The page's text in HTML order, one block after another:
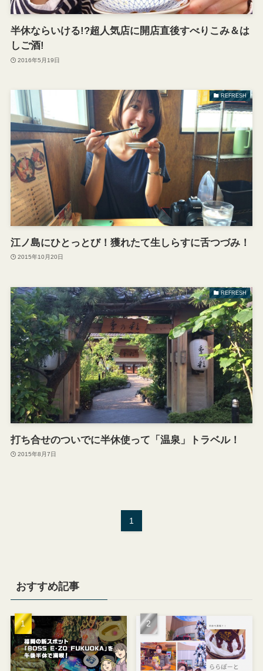
半休ならいける!?超人気店に開店直後すべりこみ＆は
しご酒!
2016年5月19日
REFRESH
江ノ島にひとっとび！獲れたて生しらすに舌つづみ！
2015年10月20日
REFRESH
打ち合せのついでに半休使って「温泉」トラベル！
2015年8月7日
1
おすすめ記事